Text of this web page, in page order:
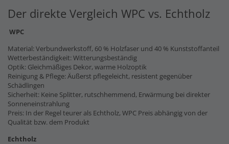
Der direkte Vergleich WPC vs. Echtholz
WPC
Material: Verbundwerkstoff, 60 % Holzfaser und 40 % Kunststoffanteil
Wetterbeständigkeit: Witterungsbeständig
Optik: Gleichmäßiges Dekor, warme Holzoptik
Reinigung & Pflege: Äußerst pflegeleicht, resistent gegenüber
Schädlingen
Sicherheit: Keine Splitter, rutschhemmend, Erwärmung bei direkter
Sonneneinstrahlung
Preis: In der Regel teurer als Echtholz, WPC Preis abhängig von der
Qualität bzw. dem Produkt
Echtholz